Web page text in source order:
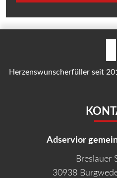
Herzenswunscherfüller seit
Adservior
Breslauer
30938